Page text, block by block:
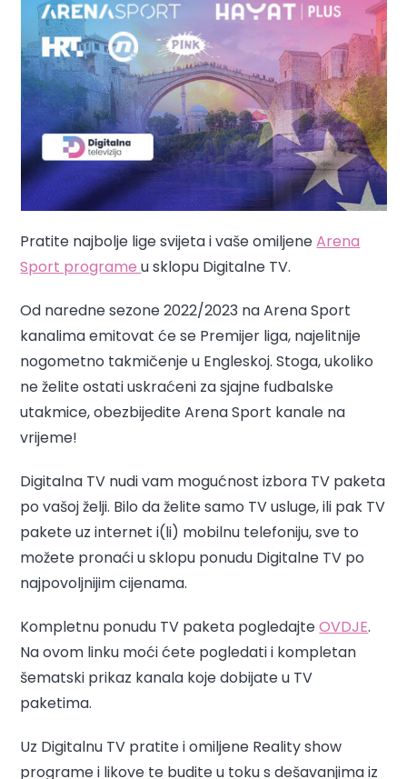
Pratite najbolje lige svijeta i vaše omiljeneArena
Sport programeu sklopu Digitalne TV.
Od naredne sezone 2022/2023 na Arena Sport
kanalima emitovat će se Premijer liga, najelitnije
nogometno takmičenje u Engleskoj. Stoga, ukoliko
ne želite ostati uskraćeni za sjajne fudbalske
utakmice, obezbijedite Arena Sport kanale na
vrijeme!
Digitalna TV nudi vam mogućnost izbora TV paketa
po vašoj želji. Bilo da želite samo TV usluge, ili pak TV
pakete uz internet i(li) mobilnu telefoniju, sve to
možete pronaći u sklopu ponudu Digitalne TV po
najpovoljnijim cijenama.
Kompletnu ponudu TV paketa pogledajteOVDJE.
Na ovom linku moći ćete pogledati i kompletan
šematski prikaz kanala koje dobijate u TV
paketima.
Uz Digitalnu TV pratite i omiljene Reality show
programe i likove te budite u toku s dešavanjima iz